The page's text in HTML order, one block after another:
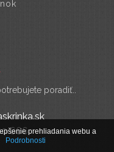
poradiť..
666 prehliadania webu a
Podrobnosti